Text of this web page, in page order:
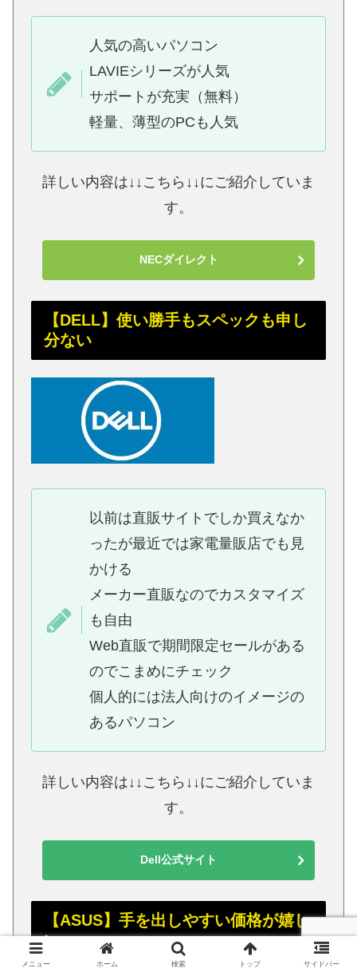
人気の高いパソコン
LAVIEシリーズが人気
サポートが充実（無料）
軽量、薄型のPCも人気
詳しい内容は↓↓こちら↓↓にご紹介していま
す。
NECダイレクト
【DELL】使い勝手もスペックも申し
分ない
以前は直販サイトでしか買えなか
ったが最近では家電量販店でも見
かける
メーカー直販なのでカスタマイズ
も自由
Web直販で期間限定セールがある
のでこまめにチェック
個人的には法人向けのイメージの
あるパソコン
詳しい内容は↓↓こちら↓↓にご紹介していま
す。
Dell公式サイト
【ASUS】手を出しやすい価格が嬉し
い
メニュー ホーム 検索 トップ サイドバー